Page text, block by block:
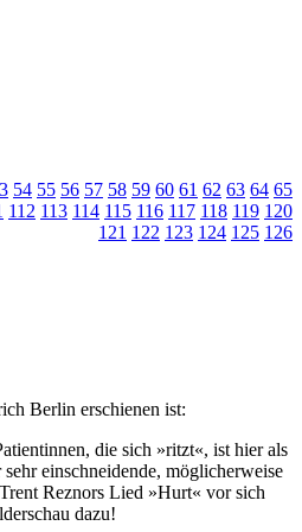
54 55 56 57 58 59 60 61 62 63 64 65
112 113 114 115 116 117 118 119 120
121 122 123 124 125 126
Berlin erschienen ist:
die sich »ritzt«, ist hier als
einschneidende, möglicherweise
Reznors Lied »Hurt« vor sich
dazu!